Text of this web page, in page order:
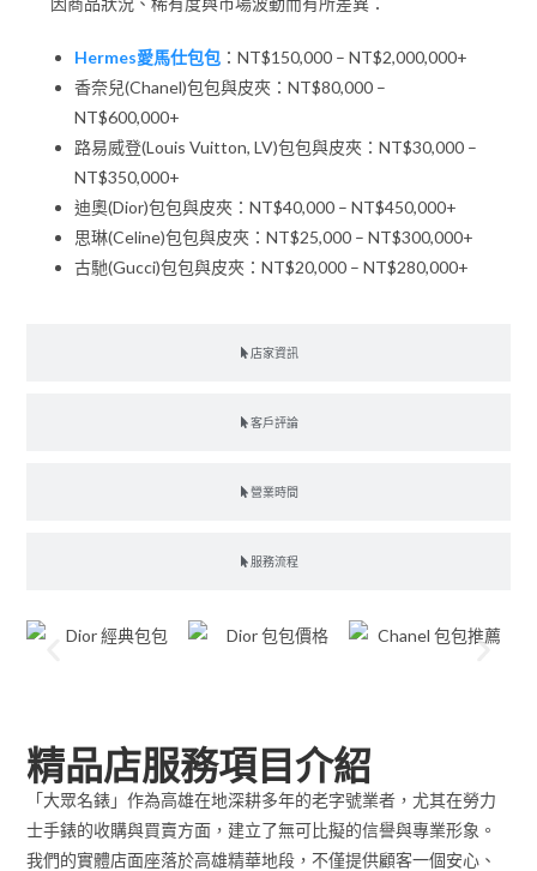
店家資訊
客戶評論
營業時間
服務流程
Hermes愛馬仕包包 ：NT$150,000 – NT$2,000,000+
香奈兒(Chanel)包包與皮夾：NT$80,000 –
NT$600,000+
路易威登(Louis Vuitton, LV)包包與皮夾：NT$30,000 –
NT$350,000+
迪奧(Dior)包包與皮夾：NT$40,000 – NT$450,000+
思琳(Celine)包包與皮夾：NT$25,000 – NT$300,000+
古馳(Gucci)包包與皮夾：NT$20,000 – NT$280,000+
精品店服務項目介紹
「大眾名錶」作為高雄在地深耕多年的老字號業者，尤其在勞力
士手錶的收購與買賣方面，建立了無可比擬的信譽與專業形象。
我們的實體店面座落於高雄精華地段，不僅提供顧客一個安心、